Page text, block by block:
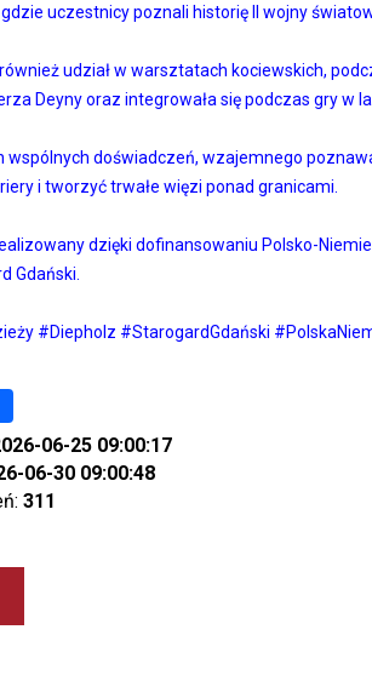
uczestnicy poznali historię II wojny
również udział w warsztatach kociewskich,
Deyny oraz integrowała się podczas gry w
wspólnych doświadczeń, wzajemnego
i tworzyć trwałe więzi ponad granicami.
dzięki dofinansowaniu Polsko-
Gdański.
#Diepholz #StarogardGdański
06-25 09:00:17
06-30 09:00:48
311